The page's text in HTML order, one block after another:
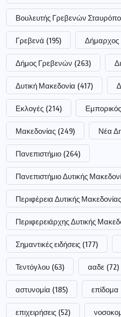
Βουλευτής Γρεβενών
Γρεβενά (195) Δήμαρχος
Δήμος Γρεβενών (263)
Δυτική Μακεδονία (417)
Εκλογές (214)
Μακεδονίας (249) Νέα
Πανεπιστήμιο (264)
Πανεπιστήμιο Δυτικής
Περιφέρεια Δυτικής Μακεδονίας
Περιφερειάρχης Δυτικής
Σημαντικές ειδήσεις (177)
Τεντόγλου (63) ααδε (72)
αστυνομία (185) επίδομα
επιχειρήσεις (52)